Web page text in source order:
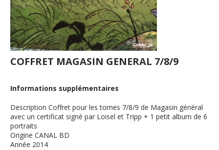
COFFRET MAGASIN GENERAL 7/8/9
Informations supplémentaires
Description Coffret pour les tomes 7/8/9 de Magasin général
avec un certificat signé par Loisel et Tripp + 1 petit album de 6
portraits
Origine CANAL BD
Année 2014